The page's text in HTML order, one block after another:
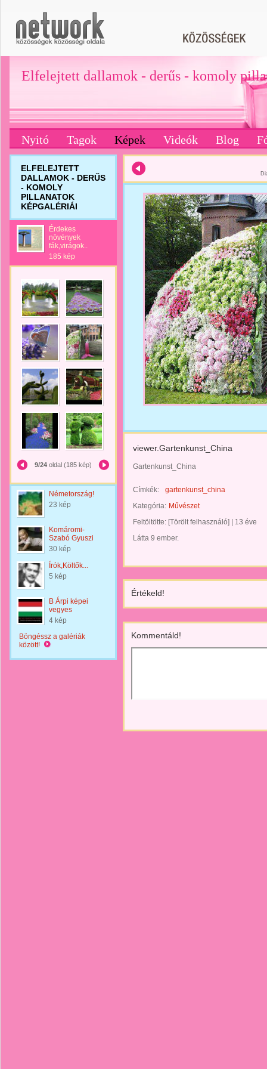
Elfelejtett dallamok - derűs - komoly
Nyitó Tagok Képek Videók Blog
ELFELEJTETT
DALLAMOK - DERŰS
- KOMOLY
PILLANATOK
KÉPGALÉRIÁI
Érdekes
növények
fák,virágok..
185 kép
9/24 oldal (185 kép)
Németország!
23 kép
Komáromi-
Szabó Gyuszi
30 kép
Írók,Költők...
5 kép
B Árpi képei
vegyes
4 kép
Böngéssz a galériák
között!
viewer.Gartenkunst_China
Gartenkunst_China
Címkék:
gartenkunst_china
Kategória: Művészet
Feltöltötte: [Törölt felhasználó]
13 éve
Látta 9 ember.
Értékeld!
Kommentáld!